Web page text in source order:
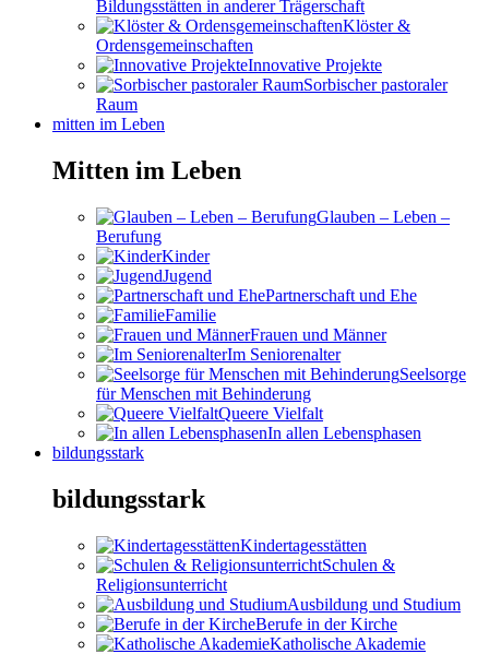
Bildungsstätten in anderer Trägerschaft
Klöster &
Ordensgemeinschaften
Innovative Projekte
Sorbischer pastoraler
Raum
mitten im Leben
Mitten im Leben
Glauben – Leben –
Berufung
Kinder
Jugend
Partnerschaft und Ehe
Familie
Frauen und Männer
Im Seniorenalter
Seelsorge
für Menschen mit Behinderung
Queere Vielfalt
In allen Lebensphasen
bildungsstark
bildungsstark
Kindertagesstätten
Schulen &
Religionsunterricht
Ausbildung und Studium
Berufe in der Kirche
Katholische Akademie